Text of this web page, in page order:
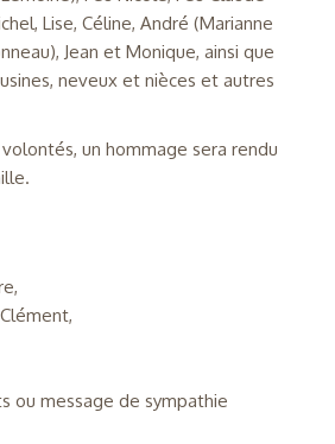
Lise, Céline, André (Marianne
Jean et Monique, ainsi que
neveux et nièces et autres
un hommage sera rendu
ou message de sympathie